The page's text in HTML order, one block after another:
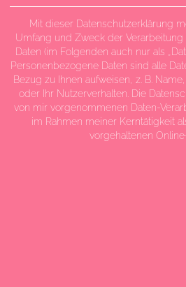
Mit dieser Datenschutzerklärung
Umfang und Zweck der
Daten (im Folgenden auch nur als
Personenbezogene Daten sind alle
Bezug zu Ihnen aufweisen, z. B.
oder Ihr Nutzerverhalten. Die
von mir vorgenommenen Daten-
im Rahmen meiner Kerntätigkeit
vorgehaltenen